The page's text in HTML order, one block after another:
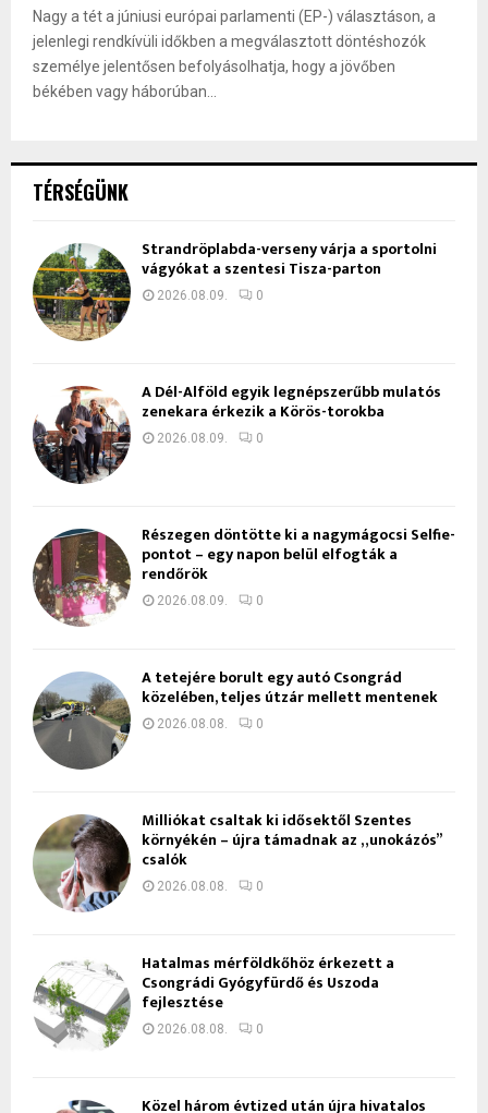
Nagy a tét a júniusi európai parlamenti (EP-) választáson, a
jelenlegi rendkívüli időkben a megválasztott döntéshozók
személye jelentősen befolyásolhatja, hogy a jövőben
békében vagy háborúban...
TÉRSÉGÜNK
Strandröplabda-verseny várja a sportolni
vágyókat a szentesi Tisza-parton
2026.08.09. 0
A Dél-Alföld egyik legnépszerűbb mulatós
zenekara érkezik a Körös-torokba
2026.08.09. 0
Részegen döntötte ki a nagymágocsi Selfie-
pontot – egy napon belül elfogták a
rendőrök
2026.08.09. 0
A tetejére borult egy autó Csongrád
közelében, teljes útzár mellett mentenek
2026.08.08. 0
Milliókat csaltak ki idősektől Szentes
környékén – újra támadnak az „unokázós”
csalók
2026.08.08. 0
Hatalmas mérföldkőhöz érkezett a
Csongrádi Gyógyfürdő és Uszoda
fejlesztése
2026.08.08. 0
Közel három évtized után újra hivatalos